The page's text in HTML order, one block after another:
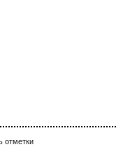
отметки